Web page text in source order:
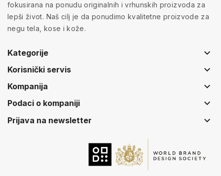
fokusirana na ponudu originalnih i vrhunskih proizvoda za
lepši život. Naš cilj je da ponudimo kvalitetne proizvode za
negu tela, kose i kože.
Kategorije keyboard_arrow_down
Korisnički servis keyboard_arrow_down
Kompanija keyboard_arrow_down
Podaci o kompaniji keyboard_arrow_down
Prijava na newsletter keyboard_arrow_down